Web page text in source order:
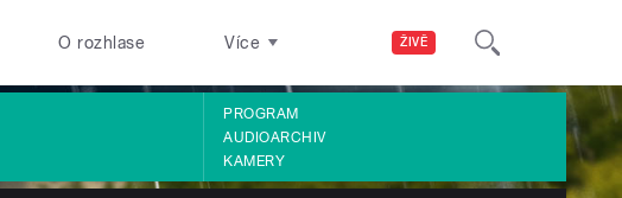
ŽIVĚ
O rozhlase Více
PROGRAM
AUDIOARCHIV
KAMERY